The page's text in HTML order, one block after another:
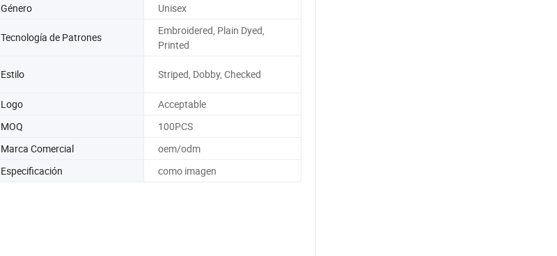
Género Unisex
Tecnología de Patrones
Embroidered, Plain Dyed,
Printed
Estilo Striped, Dobby, Checked
Logo
Acceptable
MOQ
100PCS
Marca Comercial
oem/odm
Especificación
como imagen